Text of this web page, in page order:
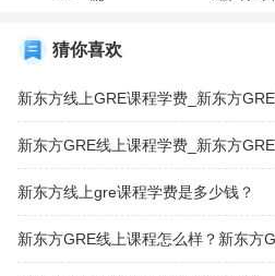
猜你喜欢
新东方线上gre课程学费是多少钱？